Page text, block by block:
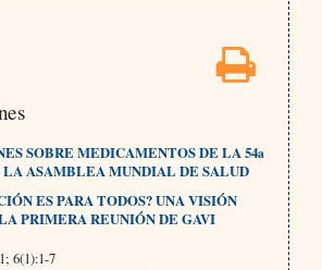
SOBRE MEDICAMENTOS DE LA 54a
LA ASAMBLEA MUNDIAL DE SALUD
ES PARA TODOS? UNA VISIÓN
PRIMERA REUNIÓN DE GAVI
6(1):1-7